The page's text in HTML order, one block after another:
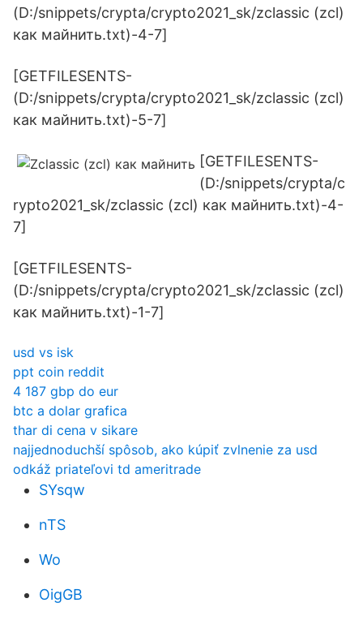
(D:/snippets/crypta/crypto2021_sk/zclassic (zcl)
как майнить.txt)-4-7]
[GETFILESENTS-
(D:/snippets/crypta/crypto2021_sk/zclassic (zcl)
как майнить.txt)-5-7]
[GETFILESENTS-
(D:/snippets/crypta/c
rypto2021_sk/zclassic (zcl) как майнить.txt)-4-
7]
[GETFILESENTS-
(D:/snippets/crypta/crypto2021_sk/zclassic (zcl)
как майнить.txt)-1-7]
usd vs isk
ppt coin reddit
4 187 gbp do eur
btc a dolar grafica
thar di cena v sikare
najjednoduchší spôsob, ako kúpiť zvlnenie za usd
odkáž priateľovi td ameritrade
SYsqw
nTS
Wo
OigGB